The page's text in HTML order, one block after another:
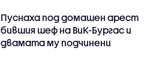
Пуснаха под домашен арест
бившия шеф на ВиК-Бургас и
двамата му подчинени